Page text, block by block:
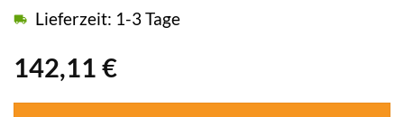
142,11 €
Lieferzeit: 1-3 Tage